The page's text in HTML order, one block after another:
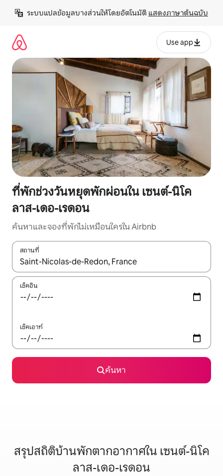
เนื้อหา
ระบบแปลข้อมูลบางส่วนให้โดยอัตโนมัติ แสดงภาษาต้นฉบับ
Use app
ที่พักช่วงวันหยุดพักผ่อนใน เซนต์-นิโค
ลาส-เดอ-เรดอน
ค้นหาและจองที่พักไม่เหมือนใครใน Airbnb
สถานที่
ใช้ลูกศรขึ้นลง หรือใช้การสัมผัสหรือปัด เพื่อสำรวจผลการค้นหา
เช็คอิน
เช็คเอาท์
ค้นหา
สรุปสถิติบ้านพักตากอากาศใน เซนต์-นิโค
ลาส-เดอ-เรดอน